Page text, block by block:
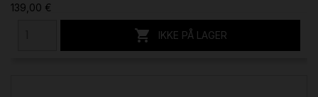
139,00 €
 IKKE PÅ LAGER